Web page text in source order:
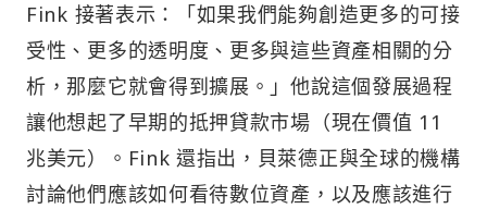
Fink 接著表示：「如果我們能夠創造更多的可接
受性、更多的透明度、更多與這些資產相關的分
析，那麼它就會得到擴展。」他說這個發展過程
讓他想起了早期的抵押貸款市場（現在價值 11
兆美元）。Fink 還指出，貝萊德正與全球的機構
討論他們應該如何看待數位資產，以及應該進行